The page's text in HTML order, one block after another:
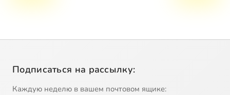
Подписаться на рассылку:
Каждую неделю в вашем почтовом ящике: